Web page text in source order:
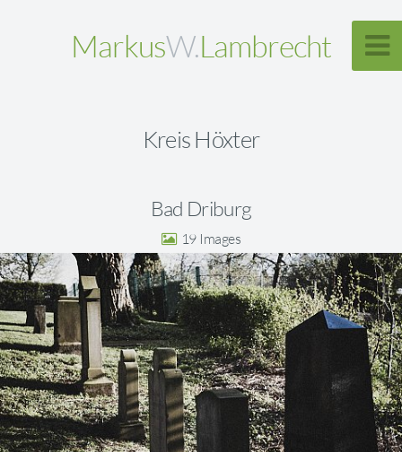
MarkusW.Lambrecht
Kreis Höxter
Bad Driburg
19